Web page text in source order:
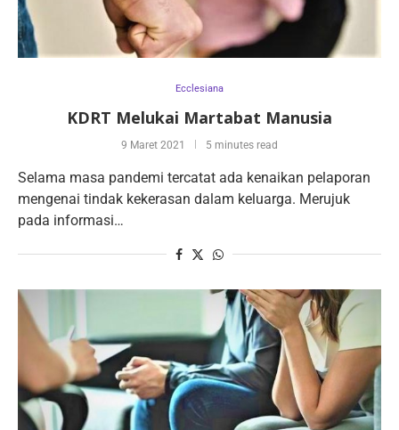
Ecclesiana
KDRT Melukai Martabat Manusia
9 Maret 2021 5 minutes read
Selama masa pandemi tercatat ada kenaikan pelaporan
mengenai tindak kekerasan dalam keluarga. Merujuk
pada informasi…